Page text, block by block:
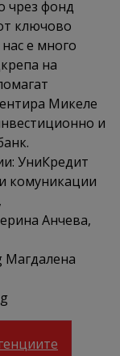
чрез фонд
ключово
е много
на
Микеле
и
УниКредит
комуникации
Анчева,
Магдалена